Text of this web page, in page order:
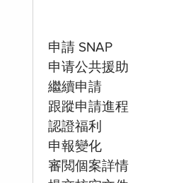
申請 SNAP
申请公共援助
繼續申請
跟蹤申請進程
認證福利
申報變化
審閲個案詳情